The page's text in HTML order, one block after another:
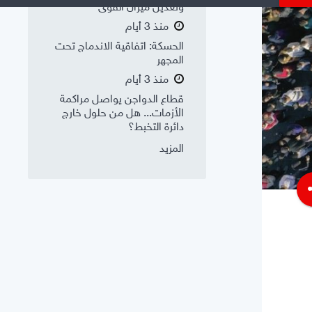
وتعديل ميزان القوى
منذ 3 أيام
الحسكة: اتفاقية الاندماج تحت
المجهر
منذ 3 أيام
قطاع الدواجن يواصل مراكمة
الأزمات... هل من حلول خارج
دائرة التخبط؟
المزيد